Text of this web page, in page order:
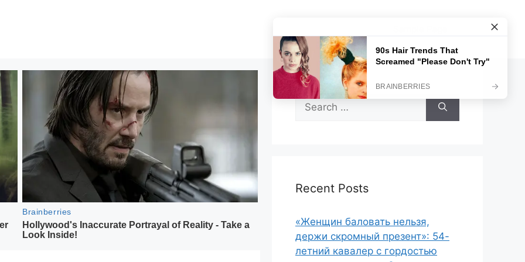
Search
for:
Recent Posts
«Женщин баловать нельзя,
держи скромный презент»: 54-
летний кавалер с гордостью